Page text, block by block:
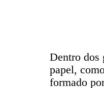
Dentro dos
papel,
formado